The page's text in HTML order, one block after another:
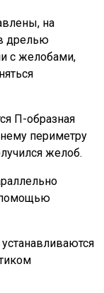
на
дрелью
с желобами,
П-образная
периметру
желоб.